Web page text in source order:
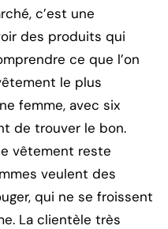
c’est une
des produits qui
ce que l’on
le plus
femme, avec six
de trouver le bon.
vêtement reste
veulent des
qui ne se froissent
La clientèle très